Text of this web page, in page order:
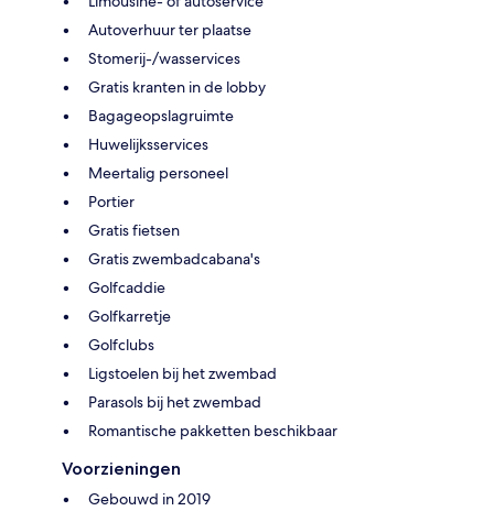
Autoverhuur ter plaatse
Stomerij-/wasservices
Gratis kranten in de lobby
Bagageopslagruimte
Huwelijksservices
Meertalig personeel
Portier
Gratis fietsen
Gratis zwembadcabana's
Golfcaddie
Golfkarretje
Golfclubs
Ligstoelen bij het zwembad
Parasols bij het zwembad
Romantische pakketten beschikbaar
Voorzieningen
Gebouwd in 2019